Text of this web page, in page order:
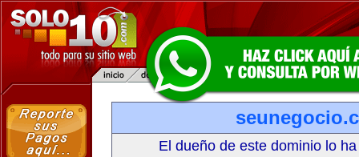
El dueño de este dominio lo